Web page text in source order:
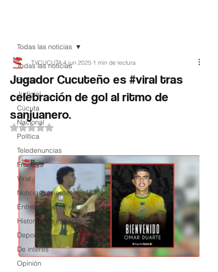
Todas las noticias
EnVivo
Judicial
Cúcuta
Nacional
Política
Teledenuncias
Frontera
Viral
Noticias recientes
Entretenimiento
Historias de impacto
Deportes
De interés
Opinión
Todas las noticias
Jugador Cucuteño es #viral tras
celebración de gol al ritmo de
sanjuanero.
TVCUCUTA 4 jun 2025 1 min de lectura
Obtuvo NaN de 5 estrellas.